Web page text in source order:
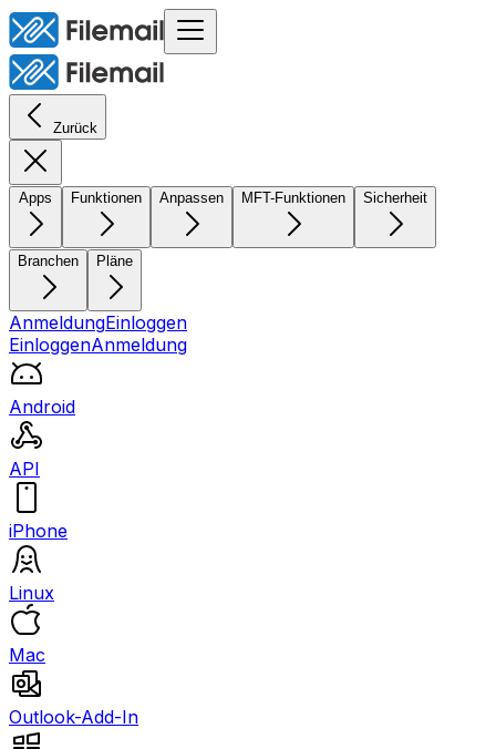
Zurück
Apps Funktionen Anpassen MFT-Funktionen Sicherheit
Branchen Pläne
AnmeldungEinloggen
EinloggenAnmeldung
Android
API
iPhone
Linux
Mac
Outlook-Add-In